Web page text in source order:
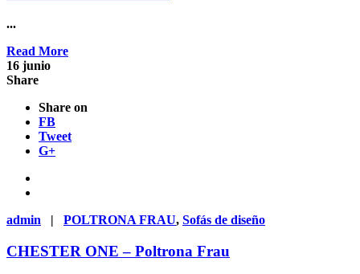
...
Read More
16 junio
Share
Share on
FB
Tweet
G+
admin | POLTRONA FRAU, Sofás de diseño
CHESTER ONE – Poltrona Frau